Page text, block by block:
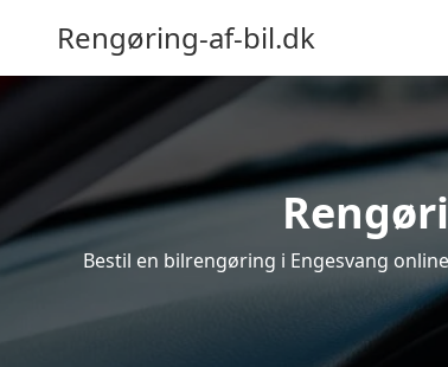
Rengøring-af-bil.dk
Bestil en bilrengøring i Engesvang